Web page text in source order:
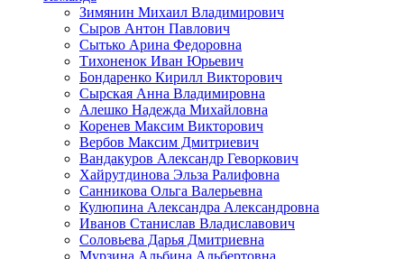
Зимянин Михаил Владимирович
Сыров Антон Павлович
Сытько Арина Федоровна
Тихоненок Иван Юрьевич
Бондаренко Кирилл Викторович
Сырская Анна Владимировна
Алешко Надежда Михайловна
Коренев Максим Викторович
Вербов Максим Дмитриевич
Вандакуров Александр Геворкович
Хайрутдинова Эльза Ралифовна
Санникова Ольга Валерьевна
Кулюпина Александра Александровна
Иванов Станислав Владиславович
Соловьева Дарья Дмитриевна
Мурзина Альбина Альбертовна